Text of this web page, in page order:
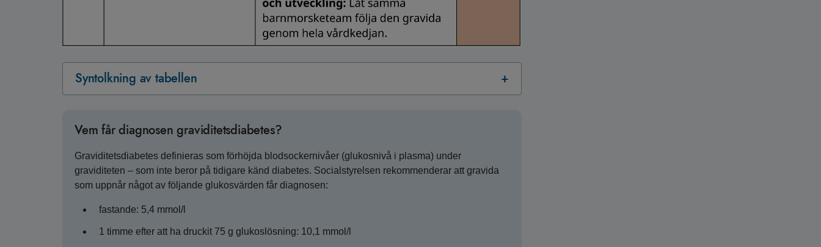
Syntolkning av tabellen
Vem får diagnosen graviditetsdiabetes?
Graviditetsdiabetes definieras som förhöjda blodsockernivåer (glukosnivå i plasma) under
graviditeten – som inte beror på tidigare känd diabetes. Socialstyrelsen rekommenderar att gravida
som uppnår något av följande glukosvärden får diagnosen:
fastande: 5,4 mmol/l
1 timme efter att ha druckit 75 g glukoslösning: 10,1 mmol/l